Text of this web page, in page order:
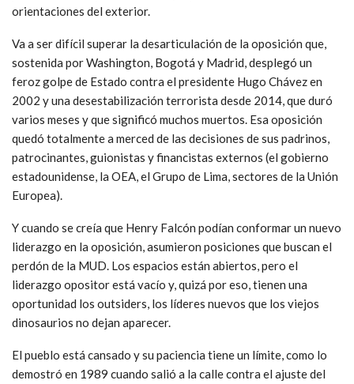
orientaciones del exterior.
Va a ser difícil superar la desarticulación de la oposición que,
sostenida por Washington, Bogotá y Madrid, desplegó un
feroz golpe de Estado contra el presidente Hugo Chávez en
2002 y una desestabilización terrorista desde 2014, que duró
varios meses y que significó muchos muertos. Esa oposición
quedó totalmente a merced de las decisiones de sus padrinos,
patrocinantes, guionistas y financistas externos (el gobierno
estadounidense, la OEA, el Grupo de Lima, sectores de la Unión
Europea).
Y cuando se creía que Henry Falcón podían conformar un nuevo
liderazgo en la oposición, asumieron posiciones que buscan el
perdón de la MUD. Los espacios están abiertos, pero el
liderazgo opositor está vacío y, quizá por eso, tienen una
oportunidad los outsiders, los líderes nuevos que los viejos
dinosaurios no dejan aparecer.
El pueblo está cansado y su paciencia tiene un límite, como lo
demostró en 1989 cuando salió a la calle contra el ajuste del